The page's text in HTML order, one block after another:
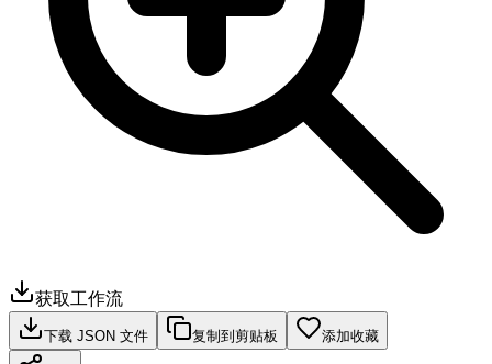
获取工作流
下载 JSON 文件 复制到剪贴板 添加收藏